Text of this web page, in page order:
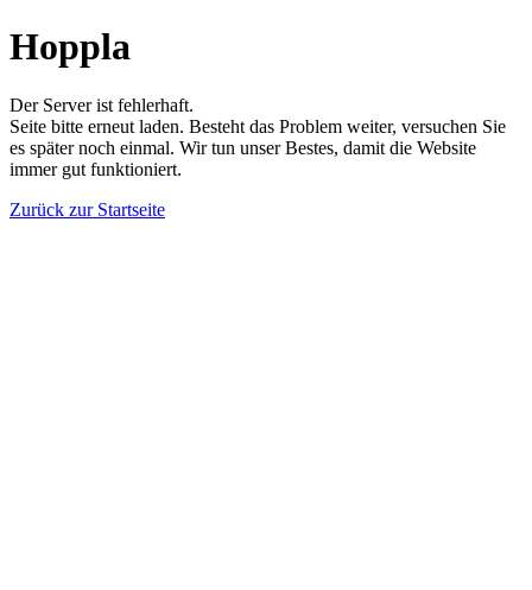
Hoppla
Der Server ist fehlerhaft.
Seite bitte erneut laden. Besteht das Problem weiter, versuchen Sie
es später noch einmal. Wir tun unser Bestes, damit die Website
immer gut funktioniert.
Zurück zur Startseite